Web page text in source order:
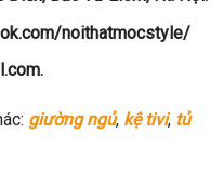
noithatmocstyle/
giường ngủ, kệ tivi, tủ